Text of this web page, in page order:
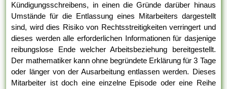
Kündigungsschreibens, in einen die Gründe darüber hinaus
Umstände für die Entlassung eines Mitarbeiters dargestellt
sind, wird dies Risiko von Rechtsstreitigkeiten verringert und
dieses werden alle erforderlichen Informationen für dasjenige
reibungslose Ende welcher Arbeitsbeziehung bereitgestellt.
Der mathematiker kann ohne begründete Erklärung für 3 Tage
oder länger von der Ausarbeitung entlassen werden. Dieses
Mitarbeiter ist doch eine einzelne Episode oder eine Reihe